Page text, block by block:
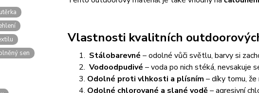
sen
Vlastnosti kvalitních
Stálobarevné – odolné vůči světlu, barvy si
Vodoodpudivé – voda po nich stéká, nevsakuje
Odolné proti vlhkosti a plísním – díky tomu,
Odolné chlorované a slané vodě – agresivní